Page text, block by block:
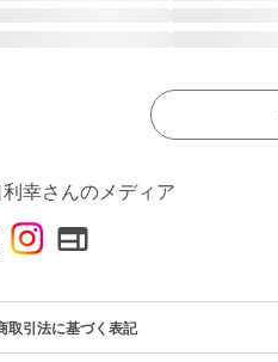
幸さんのメディア
取引法に基づく表記